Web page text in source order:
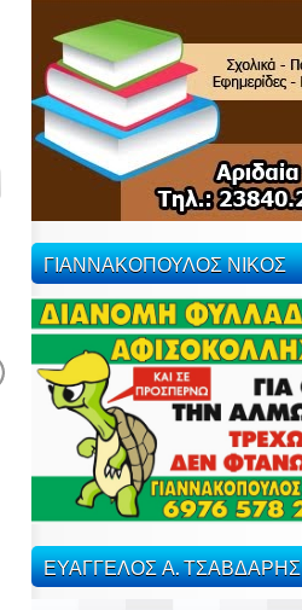
ΓΙΑΝΝΑΚΟΠΟΥΛΟΣ ΝΙΚΟΣ
ΕΥΑΓΓΕΛΟΣ Α. ΤΣΑΒΔΑΡΗΣ